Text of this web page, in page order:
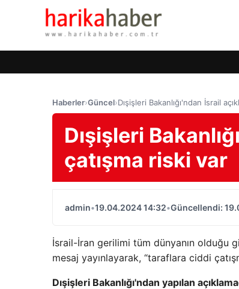
Haberler›Güncel›Dışişleri Bakanlığı'ndan İsrail
Dışişleri
çatışma riski var
admin•19.04.2024 14:32•Güncellendi:
İsrail-İran gerilimi tüm dünyanın olduğu
mesaj yayınlayarak, “taraflara ciddi
Dışişleri Bakanlığı'ndan yapılan